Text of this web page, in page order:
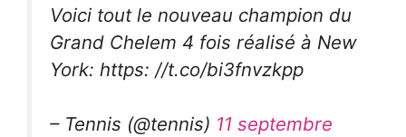
Voici tout le nouveau champion du
Grand Chelem 4 fois réalisé à New
York: https: //t.co/bi3fnvzkpp
– Tennis (@tennis) 11 septembre